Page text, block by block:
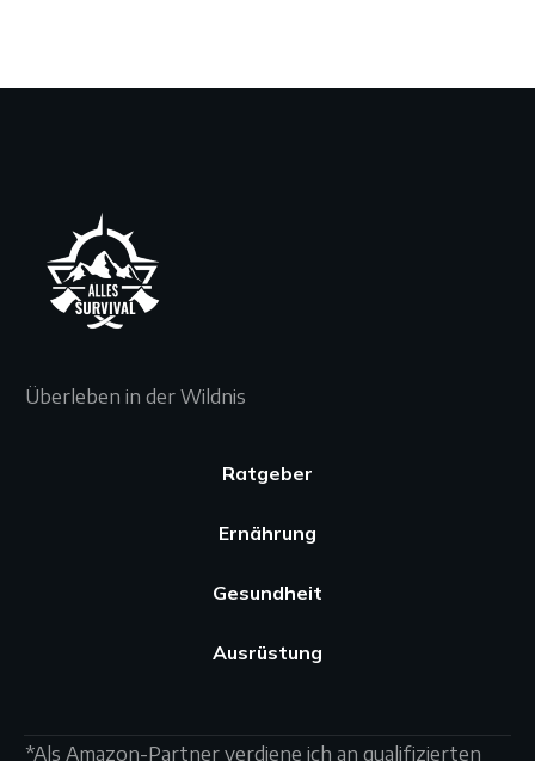
Überleben in der Wildnis
Ratgeber
Ernährung
Gesundheit
Ausrüstung
*Als Amazon-Partner verdiene ich an qualifizierten